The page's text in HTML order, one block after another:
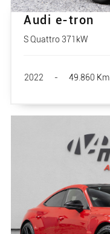
Audi e-tron
S Quattro 371kW
2022 - 49.860 Km